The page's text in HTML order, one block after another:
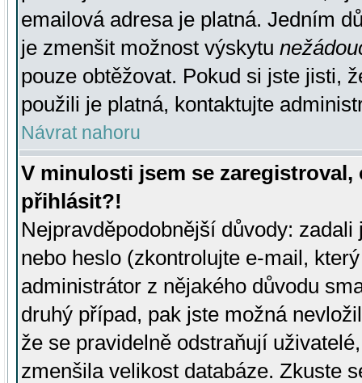
emailová adresa je platná. Jedním
je zmenšit možnost výskytu
pouze obtěžovat. Pokud si jste jisti,
použili je platná, kontaktujte
Návrat nahoru
V minulosti jsem se
přihlásit?!
Nejpravděpodobnější důvody:
nebo heslo (zkontrolujte e-mail,
administrátor z nějakého důvodu
druhý případ, pak jste možná
že se pravidelně odstraňují
zmenšila velikost databáze. Zkuste